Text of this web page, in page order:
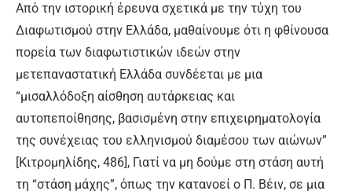
Από την ιστορική έρευνα σχετικά με την τύχη του
Διαφωτισμού στην Ελλάδα, μαθαίνουμε ότι η φθίνουσα
πορεία των διαφωτιστικών ιδεών στην
μετεπαναστατική Ελλάδα συνδέεται με μια
“μισαλλόδοξη αίσθηση αυτάρκειας και
αυτοπεποίθησης, βασισμένη στην επιχειρηματολογία
της συνέχειας του ελληνισμού διαμέσου των αιώνων”
[Κιτρομηλίδης, 486], Γιατί να μη δούμε στη στάση αυτή
τη “στάση μάχης”, όπως την κατανοεί ο Π. Βέιν, σε μια